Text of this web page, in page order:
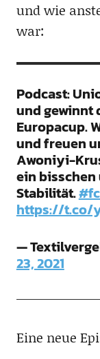
und wie
war:
Podcast:
und gewinnt
Europacup.
und freuen
Awoniyi-
ein
Stabilität.
https://t.co/
—
23, 2021
Eine neue